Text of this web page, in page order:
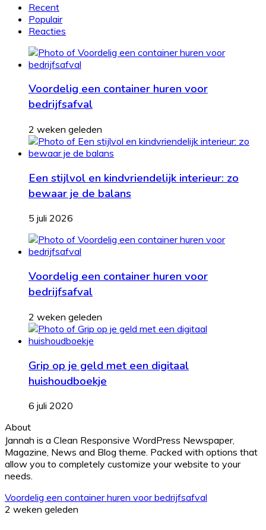
Recent
Populair
Reacties
Voordelig een container huren voor
bedrijfsafval
2 weken geleden
Een stijlvol en kindvriendelijk interieur: zo
bewaar je de balans
5 juli 2026
Voordelig een container huren voor
bedrijfsafval
2 weken geleden
Grip op je geld met een digitaal
huishoudboekje
6 juli 2020
About
Jannah is a Clean Responsive WordPress Newspaper,
Magazine, News and Blog theme. Packed with options that
allow you to completely customize your website to your
needs.
Voordelig een container huren voor bedrijfsafval
2 weken geleden